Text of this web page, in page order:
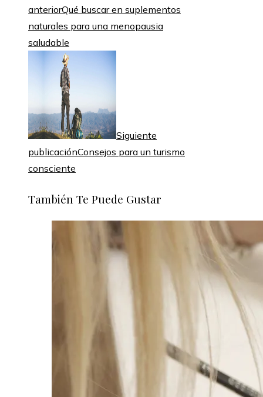
anteriorQué buscar en suplementos
naturales para una menopausia
saludable
Siguiente
publicaciónConsejos para un turismo
consciente
También Te Puede Gustar